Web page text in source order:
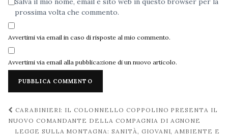
prossima volta che commento.
Avvertimi via email in caso di risposte al mio commento.
Avvertimi via email alla pubblicazione di un nuovo articolo.
Navigazione
post
CARABINIERI: IL COLONNELLO COPPOLINO PRESENTA IL
NUOVO COMANDANTE DELLA COMPAGNIA DI AGNONE
LEGGE SULLA MONTAGNA: SANITÀ, GIOVANI, AMBIENTE E